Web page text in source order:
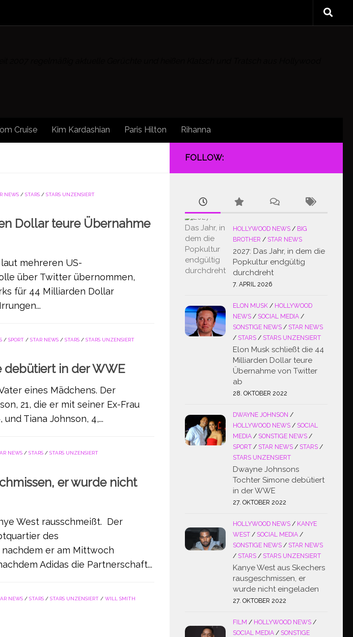
Cruise Kim Kardashian Paris Hilton Rihanna
NEWS / STARS / STARS UNZENSIERT
Dollar teure Übernahme
mehreren US-
über Twitter übernommen,
für 44 Milliarden Dollar
/ SPORT / STAR NEWS / STARS / STARS UNZENSIERT
debütiert in der WWE
eines Mädchens. Der
21, die er mit seiner Ex-Frau
Tiana Johnson, 4,...
NEWS / STARS / STARS UNZENSIERT
er wurde nicht
West rausschmeißt. Der
des
er am Mittwoch
Adidas die Partnerschaft...
NEWS / STARS / STARS UNZENSIERT / WILL SMITH
FOLLOW:
HOLLYWOOD NEWS / BIG
BROTHER / STAR NEWS
2027: Das Jahr, in dem die
Popkultur endgültig
durchdreht
7. APRIL 2026
ELON MUSK / HOLLYWOOD
NEWS / SOCIAL MEDIA /
SONSTIGE NEWS / STAR NEWS
/ STARS / STARS UNZENSIERT
Elon Musk schließt die 44
Milliarden Dollar teure
Übernahme von Twitter
ab
28. OKTOBER 2022
DWAYNE JOHNSON /
HOLLYWOOD NEWS / SOCIAL
MEDIA / SONSTIGE NEWS /
SPORT / STAR NEWS / STARS /
STARS UNZENSIERT
Dwayne Johnsons
Tochter Simone debütiert
in der WWE
27. OKTOBER 2022
HOLLYWOOD NEWS / KANYE
WEST / SOCIAL MEDIA /
SONSTIGE NEWS / STAR NEWS
/ STARS / STARS UNZENSIERT
Kanye West aus Skechers
rausgeschmissen, er
wurde nicht eingeladen
27. OKTOBER 2022
FILM / HOLLYWOOD NEWS /
SOCIAL MEDIA / SONSTIGE